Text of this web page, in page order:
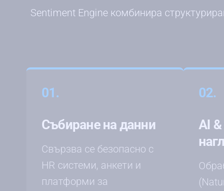
Sentiment Engine комбинира
01.
Събиране на данни
Свързва се безопасно с
HR системи, анкети и
платформи за
02.
AI